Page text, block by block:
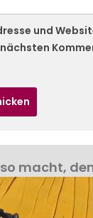
und
macht,